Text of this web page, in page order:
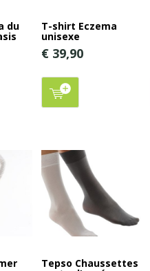
du T-shirt Eczema
unisexe
€ 39,90
Tepso Chaussettes